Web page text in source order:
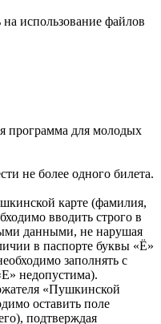
использование файлов
программа для молодых
не более одного билета.
карте (фамилия,
вводить строго в
данными, не нарушая
в паспорте буквы «Ё»
заполнять с
недопустима).
«Пушкинской
оставить поле
подтверждая